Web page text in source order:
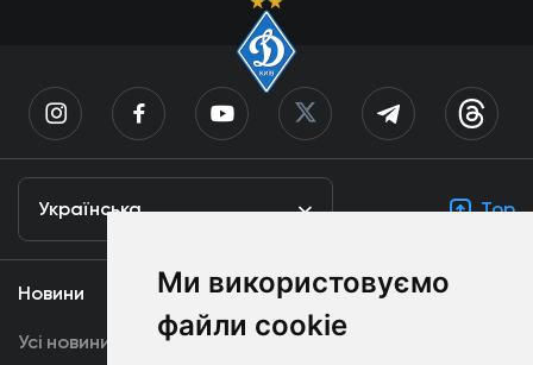
Ми використовуємо
файли cookie
Українська Top
Новини
Усі новини
Медіа
Динамо TV